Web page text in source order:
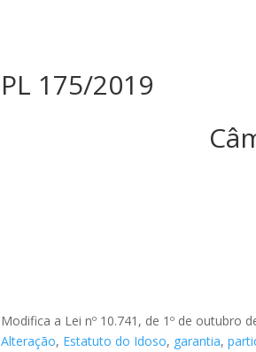
PL 175/2019
Modifica a Lei nº 10.741, de 1º de outubro
Alteração, Estatuto do Idoso, garantia,